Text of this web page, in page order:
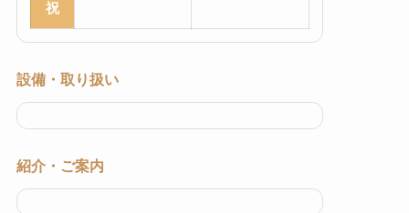
祝
設備・取り扱い
紹介・ご案内